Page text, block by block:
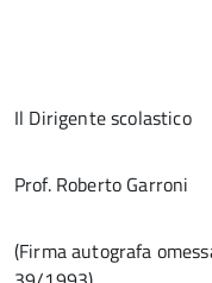
Il Dirigente scolastico
Prof. Roberto Garroni
(Firma autografa